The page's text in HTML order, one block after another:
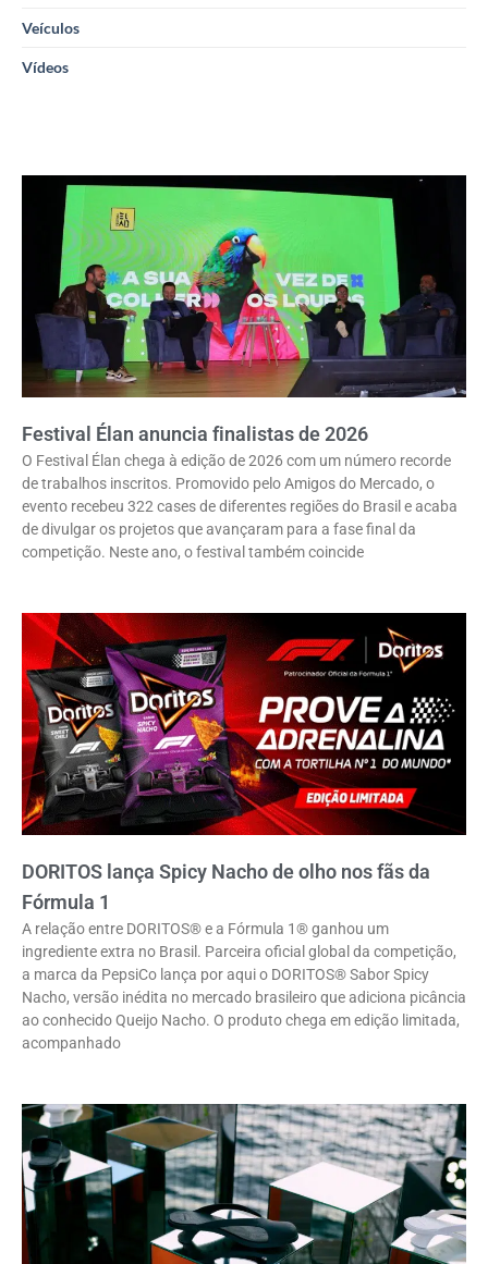
Veículos
Vídeos
Festival Élan anuncia finalistas de 2026
O Festival Élan chega à edição de 2026 com um número recorde
de trabalhos inscritos. Promovido pelo Amigos do Mercado, o
evento recebeu 322 cases de diferentes regiões do Brasil e acaba
de divulgar os projetos que avançaram para a fase final da
competição. Neste ano, o festival também coincide
DORITOS lança Spicy Nacho de olho nos fãs da
Fórmula 1
A relação entre DORITOS® e a Fórmula 1® ganhou um
ingrediente extra no Brasil. Parceira oficial global da competição,
a marca da PepsiCo lança por aqui o DORITOS® Sabor Spicy
Nacho, versão inédita no mercado brasileiro que adiciona picância
ao conhecido Queijo Nacho. O produto chega em edição limitada,
acompanhado